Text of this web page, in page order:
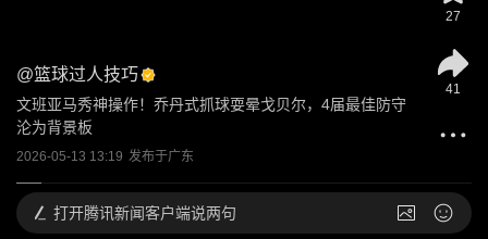
@篮球过人技巧
文班亚马秀神操作！乔丹式抓球耍晕戈贝尔，4届最佳防守
沦为背景板
2026-05-13 13:19 发布于广东
27
41
打开腾讯新闻客户端说两句